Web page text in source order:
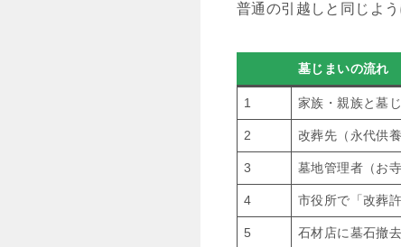
普通の引越しと同じよ
墓じまいの流れ
1 家族・親族と墓
2 改葬先（永代供
3 墓地管理者（お
4 市役所で「改葬
5 石材店に墓石撤